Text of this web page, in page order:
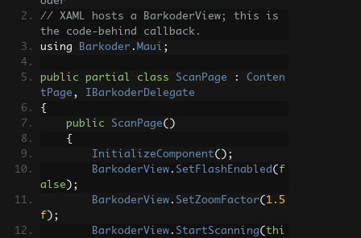
// XAML hosts a BarkoderView; this is
the code-behind callback.
using
Barkoder . Maui ;
public partial class ScanPage :
Conten
tPage ,
IBarkoderDelegate
{
public
ScanPage()
{
InitializeComponent();
BarkoderView . SetFlashEnabled ( f
alse );
BarkoderView . SetZoomFactor( 1.5
f );
BarkoderView . StartScanning( thi